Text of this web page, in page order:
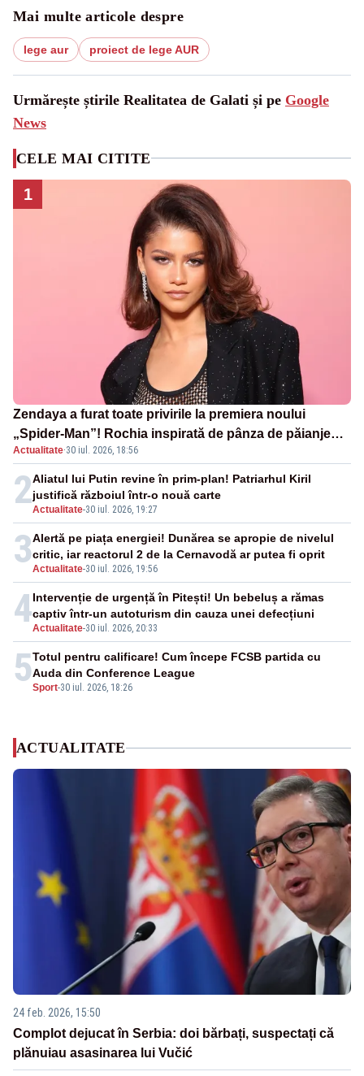
Mai multe articole despre
lege aur proiect de lege AUR
Urmărește știrile Realitatea de Galati și pe Google
News
CELE MAI CITITE
1
Zendaya a furat toate privirile la premiera noului
„Spider-Man”! Rochia inspirată de pânza de păianjen a
făcut senzație
Actualitate·30 iul. 2026, 18:56
2Actualitate-30 iul. 2026, 19:27
Aliatul lui Putin revine în prim-plan! Patriarhul Kiril
justifică războiul într-o nouă carte
3Actualitate-30 iul. 2026, 19:56
Alertă pe piața energiei! Dunărea se apropie de nivelul
critic, iar reactorul 2 de la Cernavodă ar putea fi oprit
4Actualitate-30 iul. 2026, 20:33
Intervenție de urgență în Pitești! Un bebeluș a rămas
captiv într-un autoturism din cauza unei defecțiuni
5Sport-30 iul. 2026, 18:26
Totul pentru calificare! Cum începe FCSB partida cu
Auda din Conference League
ACTUALITATE
24 feb. 2026, 15:50
Complot dejucat în Serbia: doi bărbați, suspectați că
plănuiau asasinarea lui Vučić